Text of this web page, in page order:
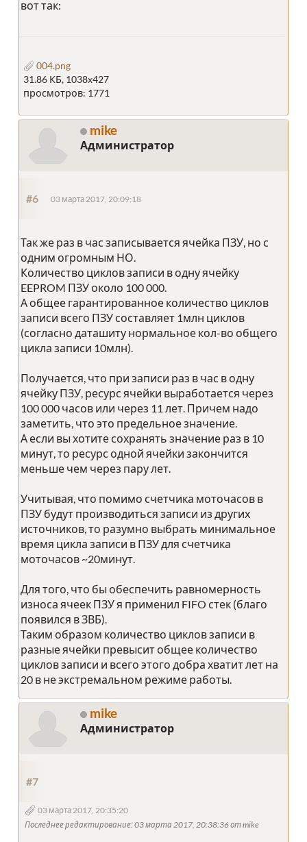
вот так:
004.png
31.86 КБ, 1038x427
просмотров: 1771
mike
Администратор
#6 03 марта 2017, 20:09:18
Так же раз в час записывается ячейка ПЗУ, но с
одним огромным НО.
Количество циклов записи в одну ячейку
EEPROM ПЗУ около 100 000.
А общее гарантированное количество циклов
записи всего ПЗУ составляет 1млн циклов
(согласно даташиту нормальное кол-во общего
цикла записи 10млн).
Получается, что при записи раз в час в одну
ячейку ПЗУ, ресурс ячейки выработается через
100 000 часов или через 11 лет. Причем надо
заметить, что это предельное значение.
А если вы хотите сохранять значение раз в 10
минут, то ресурс одной ячейки закончится
меньше чем через пару лет.
Учитывая, что помимо счетчика моточасов в
ПЗУ будут производиться записи из других
источников, то разумно выбрать минимальное
время цикла записи в ПЗУ для счетчика
моточасов ~20минут.
Для того, что бы обеспечить равномерность
износа ячеек ПЗУ я применил FIFO стек (благо
появился в ЗВБ).
Таким образом количество циклов записи в
разные ячейки превысит общее количество
циклов записи и всего этого добра хватит лет на
20 в не экстремальном режиме работы.
mike
Администратор
#7
03 марта 2017, 20:35:20
Последнее редактирование: 03 марта 2017, 20:38:36 от mike